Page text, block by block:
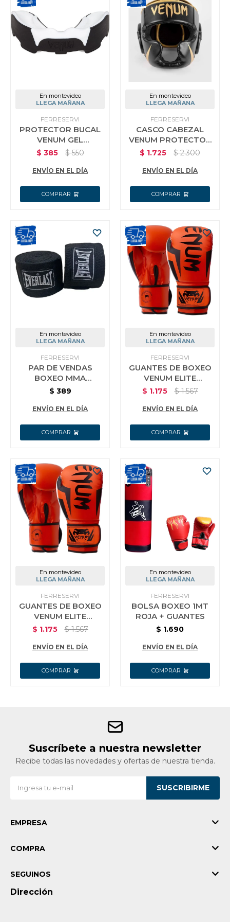
En montevideo
LLEGA MAÑANA
FERRESERVI
PROTECTOR BUCAL
VENUM GEL
PREDATOR BOXEO
ESTUCHE
$ 385 $ 550
ENVÍO EN EL DÍA
En montevideo
LLEGA MAÑANA
FERRESERVI
CASCO CABEZAL
VENUM PROTECTOR
CABEZA BOXEO MMA
$ 1.725 $ 2.300
ENVÍO EN EL DÍA
En montevideo
LLEGA MAÑANA
FERRESERVI
PAR DE VENDAS
BOXEO MMA
EVERLAST 5MT X 5CM
$ 389
ENVÍO EN EL DÍA
En montevideo
LLEGA MAÑANA
FERRESERVI
GUANTES DE BOXEO
VENUM ELITE
PROFESIONAL 12OZ
$ 1.175 $ 1.567
ENVÍO EN EL DÍA
En montevideo
LLEGA MAÑANA
FERRESERVI
GUANTES DE BOXEO
VENUM ELITE
PROFESIONALES 14
$ 1.175 $ 1.567
ENVÍO EN EL DÍA
En montevideo
LLEGA MAÑANA
FERRESERVI
BOLSA BOXEO 1MT
ROJA + GUANTES
$ 1.690
ENVÍO EN EL DÍA
Suscríbete a nuestra newsletter
Recibe todas las novedades y ofertas de nuestra tienda.
SUSCRIBIRME
EMPRESA
COMPRA
Dirección
SEGUINOS